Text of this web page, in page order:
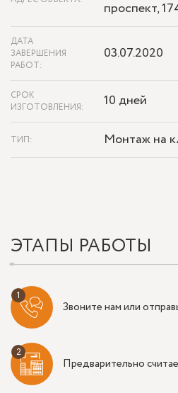
проспект,
ДАТА
ЗАВЕРШЕНИЯ
РАБОТ:
03.07.2020
СРОК
ИЗГОТОВЛЕНИЯ:
10 дней
ТИП: Монтаж на
ЭТАПЫ РАБОТЫ
Звоните нам или
Предварительно